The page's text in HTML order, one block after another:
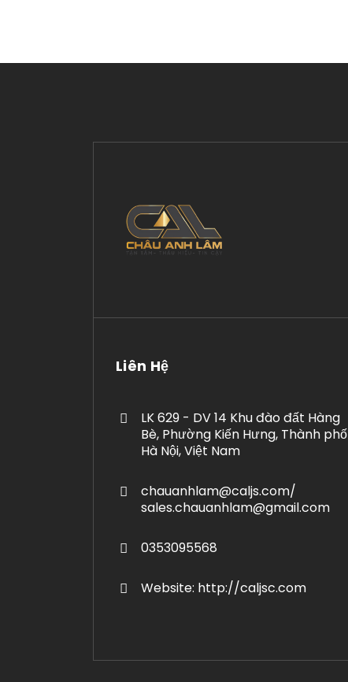
Liên Hệ
LK 629 - DV 14 Khu đào đất Hàng
Bè, Phường Kiến Hưng, Thành phố
Hà Nội, Việt Nam
chauanhlam@caljs.com/
sales.chauanhlam@gmail.com
0353095568
Website: http://caljsc.com